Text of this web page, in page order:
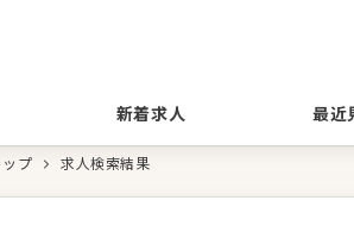
新着求人 最近
プ 求人検索結果